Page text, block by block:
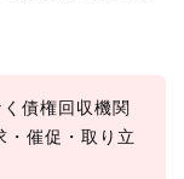
債権回収機関
・催促・取り立